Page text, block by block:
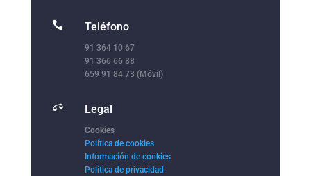
 Teléfono
91 364 10 67
91 366 66 88
659 91 84 73 (Móvil)
 Legal
Cookies
Política de cookies
Información de cookies
Política de privacidad